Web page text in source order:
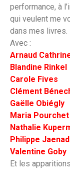
performance, à
qui veulent me
dans mes livres.
Avec :
Arnaud
Blandine Rinkel
Carole Fives
Clément
Gaëlle Obiégly
Maria Pourchet
Nathalie
Philippe
Valentine Goby
Et les